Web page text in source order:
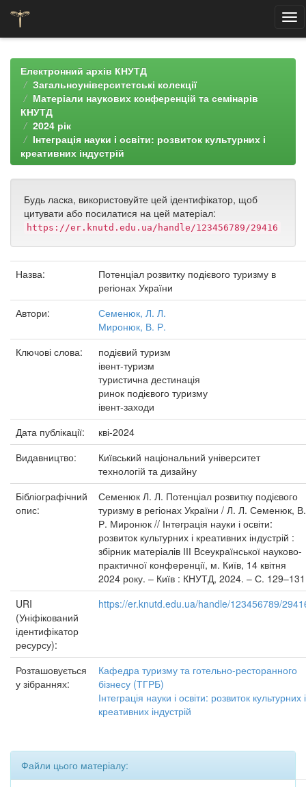
navigationЕлектронний архів КНУТД
Загальноуніверситетські колекції
Матеріали наукових конференцій та семінарів
КНУТД
2024 рік
Інтеграція науки і освіти: розвиток культурних і
креативних індустрій
Будь ласка, використовуйте цей ідентифікатор, щоб
цитувати або посилатися на цей матеріал:
https://er.knutd.edu.ua/handle/123456789/29416
Назва:
Потенціал розвитку подієвого туризму в
регіонах України
Автори:
Семенюк, Л. Л.
Миронюк, В. Р.
Ключові слова:
подієвий туризм
івент-туризм
туристична дестинація
ринок подієвого туризму
івент-заходи
Дата публікації:
кві-2024
Видавництво:
Київський національний університет
технологій та дизайну
Бібліографічний
опис:
Семенюк Л. Л. Потенціал розвитку подієвого
туризму в регіонах України / Л. Л. Семенюк, В.
Р. Миронюк // Інтеграція науки і освіти:
розвиток культурних і креативних індустрій :
збірник матеріалів ІІІ Всеукраїнської науково-
практичної конференції, м. Київ, 14 квітня
2024 року. – Київ : КНУТД, 2024. – С.
URI
(Уніфікований
ідентифікатор
ресурсу):
https://er.knutd.edu.ua/handle/123456789/
Розташовується
у зібраннях:
Кафедра туризму та готельно-ресторанного
бізнесу (ТГРБ)
Інтеграція науки і освіти: розвиток культурних і
креативних індустрій
Файли цього матеріалу: